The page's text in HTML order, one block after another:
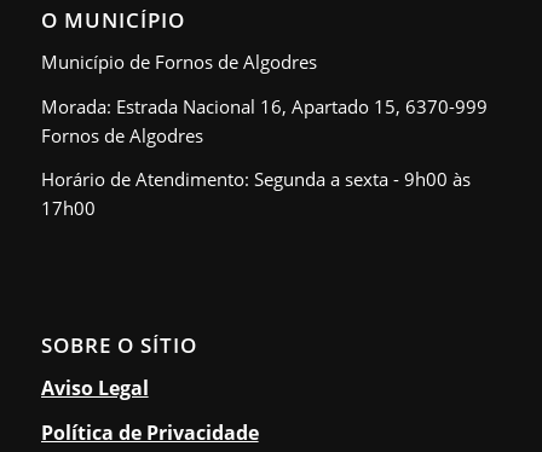
O MUNICÍPIO
Município de Fornos de Algodres
Morada: Estrada Nacional 16, Apartado 15, 6370-999
Fornos de Algodres
Horário de Atendimento: Segunda a sexta - 9h00 às
17h00
SOBRE O SÍTIO
Aviso Legal
Política de Privacidade